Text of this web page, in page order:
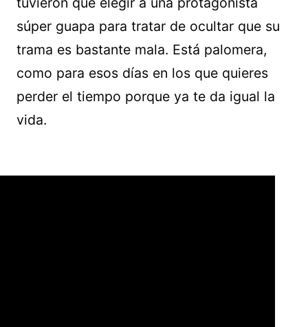
súper guapa para tratar de ocultar que su
trama es bastante mala. Está palomera,
como para esos días en los que quieres
perder el tiempo porque ya te da igual la
vida.